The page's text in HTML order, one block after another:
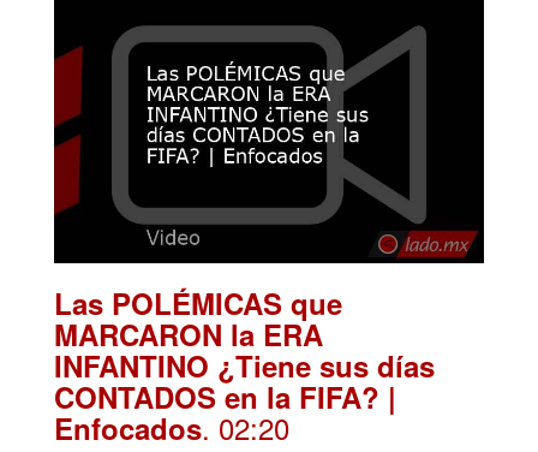
Las POLÉMICAS que
MARCARON la ERA
INFANTINO ¿Tiene sus días
CONTADOS en la FIFA? |
Enfocados. 02:20